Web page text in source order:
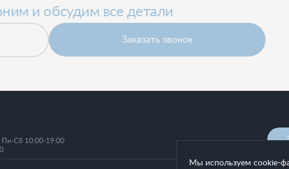
и обсудим все детали
Заказать звонок
Пн-Cб 10:00-19:00
Мы используем cookie-